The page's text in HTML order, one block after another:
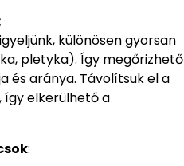
különösen gyorsan
pletyka). Így megőrizhető
és aránya. Távolítsuk el a
így elkerülhető a
: